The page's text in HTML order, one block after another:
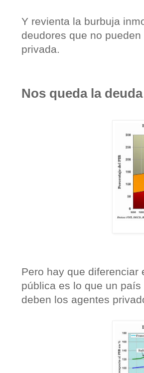
Y revienta la burbuja
deudores que no
privada.
Nos queda la
Pero hay que diferenciar
pública es lo que un
deben los agentes